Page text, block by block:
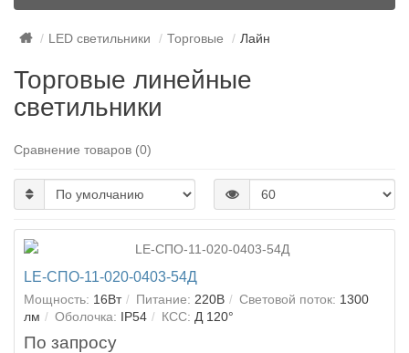
LED светильники Торговые Лайн
Торговые линейные
светильники
Сравнение товаров (0)
LE-СПО-11-020-0403-54Д
Мощность: 16Вт Питание: 220В Световой поток: 1300
лм
Оболочка: IP54 КСС: Д 120°
По запросу